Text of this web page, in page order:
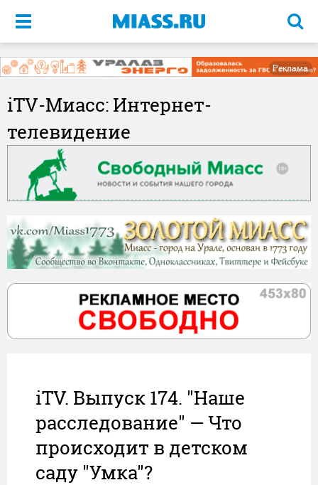
Меню
Реклама
iTV-Миасс: Интернет-
телевидение
iTV. Выпуск 174. "Наше
расследование" — Что
происходит в детском
саду "Умка"?